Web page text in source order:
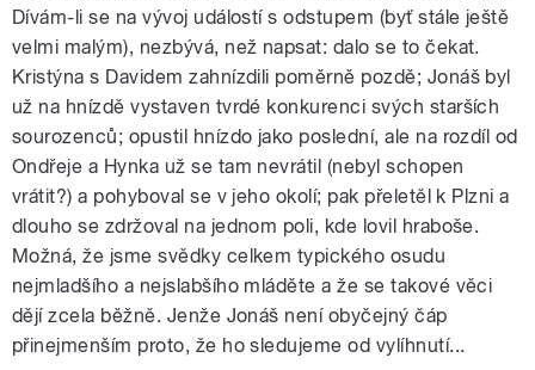
Dívám-li se na vývoj událostí s odstupem (byť stále ještě
velmi malým), nezbývá, než napsat: dalo se to čekat.
Kristýna s Davidem zahnízdili poměrně pozdě; Jonáš byl
už na hnízdě vystaven tvrdé konkurenci svých starších
sourozenců; opustil hnízdo jako poslední, ale na rozdíl od
Ondřeje a Hynka už se tam nevrátil (nebyl schopen
vrátit?) a pohyboval se v jeho okolí; pak přeletěl k Plzni a
dlouho se zdržoval na jednom poli, kde lovil hraboše.
Možná, že jsme svědky celkem typického osudu
nejmladšího a nejslabšího mláděte a že se takové věci
dějí zcela běžně. Jenže Jonáš není obyčejný čáp
přinejmenším proto, že ho sledujeme od vylíhnutí...